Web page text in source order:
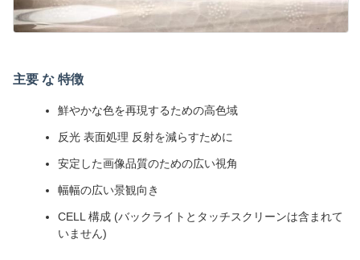
主要 な 特徴
鮮やかな色を再現するための高色域
反光 表面処理 反射を減らすために
安定した画像品質のための広い視角
幅幅の広い景観向き
CELL 構成 (バックライトとタッチスクリーンは含まれて
いません)